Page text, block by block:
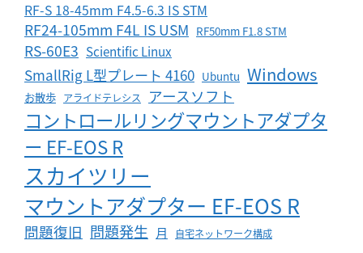
RF-S 18-45mm F4.5-6.3 IS STM
RF24-105mm F4L IS USM RF50mm F1.8 STM
RS-60E3 Scientific Linux
SmallRig L型プレート 4160 Ubuntu Windows
お散歩 アライドテレシス アースソフト
コントロールリングマウントアダプタ
ー EF-EOS R
スカイツリー
マウントアダプター EF-EOS R
問題復旧 問題発生 月 自宅ネットワーク構成